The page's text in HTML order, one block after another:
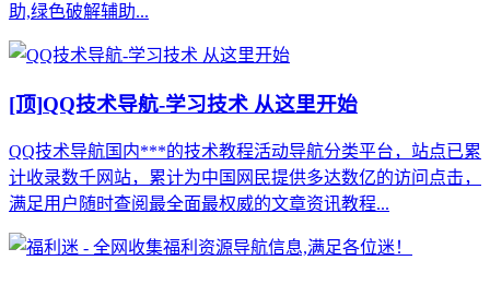
助,绿色破解辅助...
[顶]QQ技术导航-学习技术 从这里开始
QQ技术导航国内***的技术教程活动导航分类平台，站点已累
计收录数千网站，累计为中国网民提供多达数亿的访问点击，
满足用户随时查阅最全面最权威的文章资讯教程...